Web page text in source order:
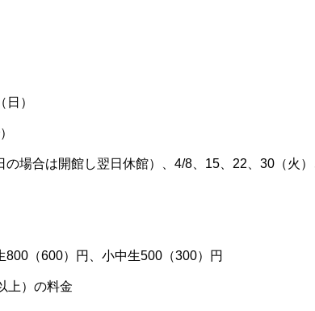
）
の場合は開館し翌日休館）、4/8、15、22、30（火
（600）円、小中生500（300）円
上）の料金